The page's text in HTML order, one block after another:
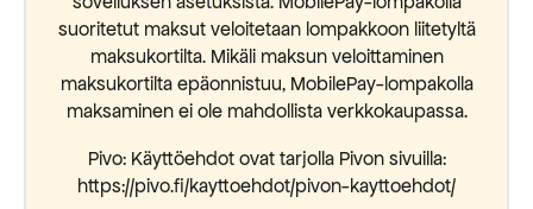
suoritetut maksut veloitetaan lompakkoon liitetyltä
maksukortilta. Mikäli maksun veloittaminen
maksukortilta epäonnistuu, MobilePay-lompakolla
maksaminen ei ole mahdollista verkkokaupassa.
Pivo: Käyttöehdot ovat tarjolla Pivon sivuilla:
https://pivo.fi/kayttoehdot/pivon-kayttoehdot/